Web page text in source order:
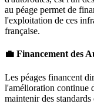
au péage permet de
l'exploitation de ces
française.
💼 Financement des
Les péages financent
l'amélioration continue
maintenir des